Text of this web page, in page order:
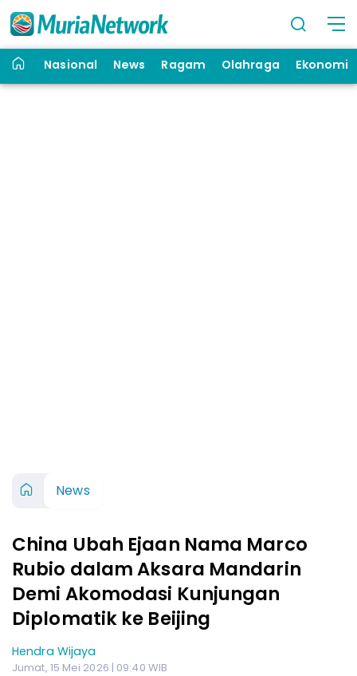
Nasional News Ragam Olahraga Ekonomi
News
China Ubah Ejaan Nama Marco
Rubio dalam Aksara Mandarin
Demi Akomodasi Kunjungan
Diplomatik ke Beijing
Hendra Wijaya
Jumat, 15 Mei 2026 | 09:40 WIB